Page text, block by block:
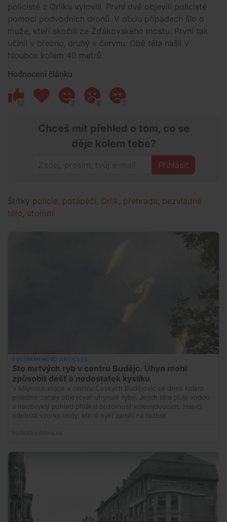
policisté z Orlíku vylovili. První dvě objevili policisté
pomocí podvodních dronů. V obou případech šlo o
muže, kteří skočili ze Žďákovského mostu. První tak
učinil v březnu, druhý v červnu. Obě těla našli v
hloubce kolem 40 metrů.
Hodnocení článku
12 2 8 7
Chceš mít přehled o tom, co se
děje kolem tebe?
Přihlásit
Štítky policie potápěči Orlík přehrada bezvládné
tělo utonutí